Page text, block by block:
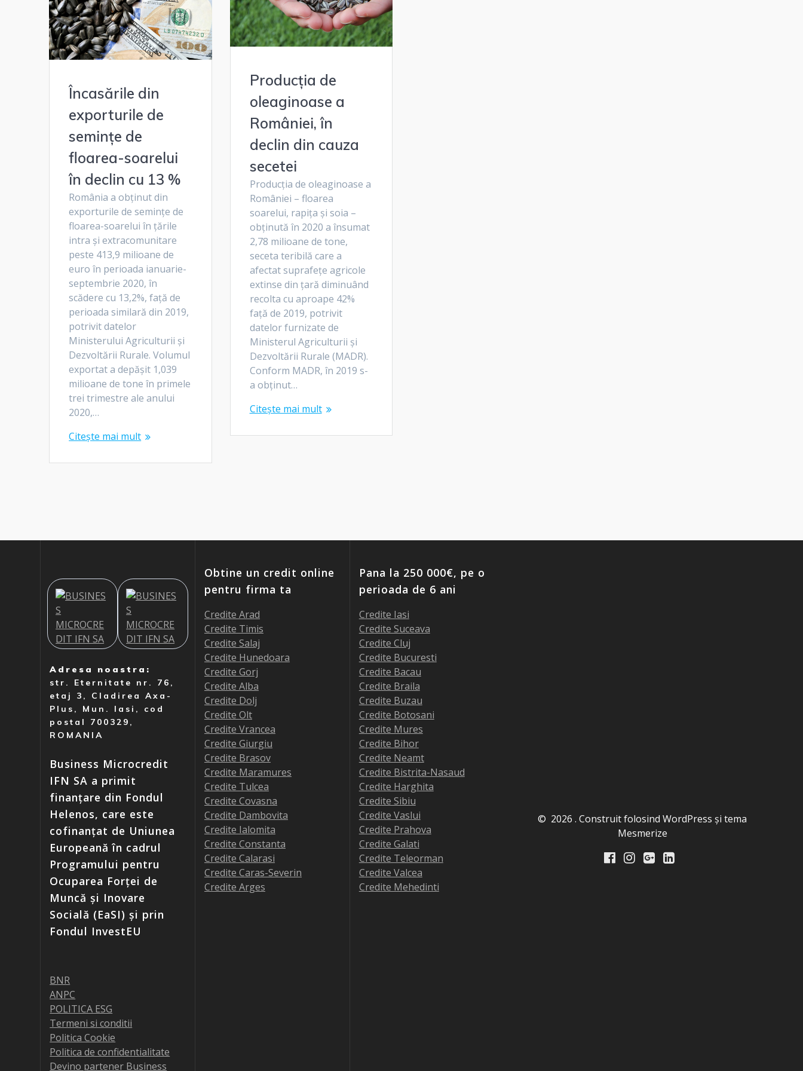
Încasările din
exporturile de
semințe de
floarea-soarelui
în declin cu 13 %
România a obținut din
exporturile de semințe de
floarea-soarelui în țările
intra și extracomunitare
peste 413,9 milioane de
euro în perioada ianuarie-
septembrie 2020, în
scădere cu 13,2%, față de
perioada similară din 2019,
potrivit datelor
Ministerului Agriculturii și
Dezvoltării Rurale. Volumul
exportat a depășit 1,039
milioane de tone în primele
trei trimestre ale anului
2020,…
Citește mai mult
Producția de
oleaginoase a
României, în
declin din cauza
secetei
Producția de oleaginoase a
României – floarea
soarelui, rapița și soia –
obținută în 2020 a însumat
2,78 milioane de tone,
seceta teribilă care a
afectat suprafețe agricole
extinse din țară diminuând
recolta cu aproape 42%
față de 2019, potrivit
datelor furnizate de
Ministerul Agriculturii și
Dezvoltării Rurale (MADR).
Conform MADR, în 2019 s-
a obținut…
Citește mai mult
Adresa noastra:
str. Eternitate nr. 76,
etaj 3, Cladirea Axa-
Plus, Mun. Iasi, cod
postal 700329,
ROMANIA
Business Microcredit
IFN SA a primit
finanțare din Fondul
Helenos, care este
cofinanțat de Uniunea
Europeană în cadrul
Programului pentru
Ocuparea Forței de
Muncă și Inovare
Socială (EaSI) și prin
Fondul InvestEU
BNR
ANPC
POLITICA ESG
Termeni si conditii
Politica Cookie
Politica de confidentialitate
Devino partener Business
Obtine un credit online
pentru firma ta
Credite Arad
Credite Timis
Credite Salaj
Credite Hunedoara
Credite Gorj
Credite Alba
Credite Dolj
Credite Olt
Credite Vrancea
Credite Giurgiu
Credite Brasov
Credite Maramures
Credite Tulcea
Credite Covasna
Credite Dambovita
Credite Ialomita
Credite Constanta
Credite Calarasi
Credite Caras-Severin
Credite Arges
Pana la 250 000€, pe o
perioada de 6 ani
Credite Iasi
Credite Suceava
Credite Cluj
Credite Bucuresti
Credite Bacau
Credite Braila
Credite Buzau
Credite Botosani
Credite Mures
Credite Bihor
Credite Neamt
Credite Bistrita-Nasaud
Credite Harghita
Credite Sibiu
Credite Vaslui
Credite Prahova
Credite Galati
Credite Teleorman
Credite Valcea
Credite Mehedinti
© 2026 . Construit folosind WordPress șitema
Mesmerize